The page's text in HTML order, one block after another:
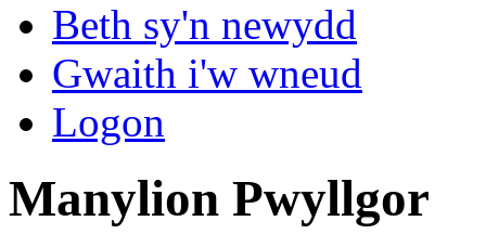
Beth sy'n newydd
Gwaith i'w wneud
Logon
Manylion Pwyllgor